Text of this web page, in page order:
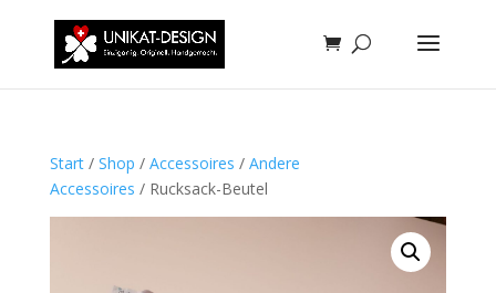
Start/ Shop / Accessoires / Andere
Accessoires / Rucksack-Beutel